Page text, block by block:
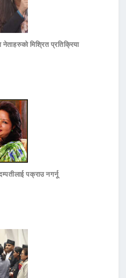
मिश्रित प्रतिक्रिया
पक्राउ नगर्नू